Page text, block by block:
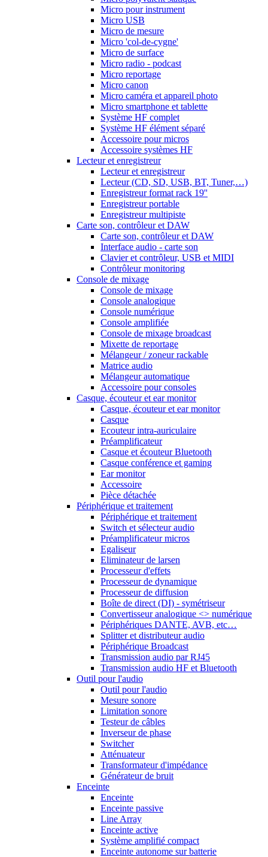
Micro pour instrument
Micro USB
Micro de mesure
Micro 'col-de-cygne'
Micro de surface
Micro radio - podcast
Micro reportage
Micro canon
Micro caméra et appareil photo
Micro smartphone et tablette
Système HF complet
Système HF élément séparé
Accessoire pour micros
Accessoire systèmes HF
Lecteur et enregistreur
Lecteur et enregistreur
Lecteur (CD, SD, USB, BT, Tuner,…)
Enregistreur format rack 19''
Enregistreur portable
Enregistreur multipiste
Carte son, contrôleur et DAW
Carte son, contrôleur et DAW
Interface audio - carte son
Clavier et contrôleur, USB et MIDI
Contrôleur monitoring
Console de mixage
Console de mixage
Console analogique
Console numérique
Console amplifiée
Console de mixage broadcast
Mixette de reportage
Mélangeur / zoneur rackable
Matrice audio
Mélangeur automatique
Accessoire pour consoles
Casque, écouteur et ear monitor
Casque, écouteur et ear monitor
Casque
Ecouteur intra-auriculaire
Préamplificateur
Casque et écouteur Bluetooth
Casque conférence et gaming
Ear monitor
Accessoire
Pièce détachée
Périphérique et traitement
Périphérique et traitement
Switch et sélecteur audio
Préamplificateur micros
Egaliseur
Eliminateur de larsen
Processeur d'effets
Processeur de dynamique
Processeur de diffusion
Boîte de direct (DI) - symétriseur
Convertisseur analogique <> numérique
Périphériques DANTE, AVB, etc…
Splitter et distributeur audio
Périphérique Broadcast
Transmission audio par RJ45
Transmission audio HF et Bluetooth
Outil pour l'audio
Outil pour l'audio
Mesure sonore
Limitation sonore
Testeur de câbles
Inverseur de phase
Switcher
Atténuateur
Transformateur d'impédance
Générateur de bruit
Enceinte
Enceinte
Enceinte passive
Line Array
Enceinte active
Système amplifié compact
Enceinte autonome sur batterie